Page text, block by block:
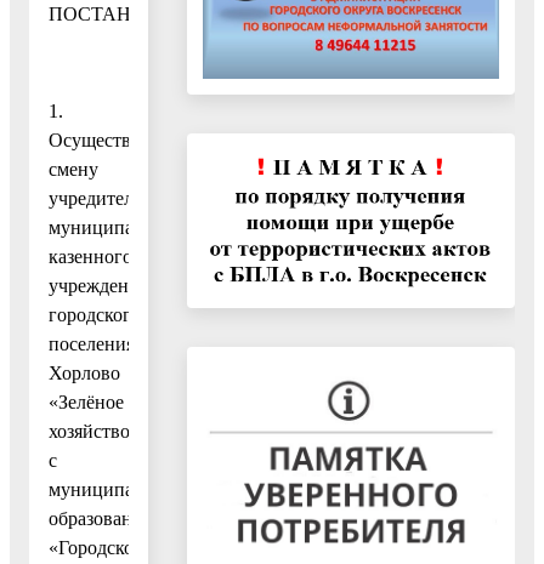
ПОСТАНОВЛЯЮ:
1.
Осуществить
смену
учредителя
муниципального
казенного
учреждения
городского
поселения
Хорлово
«Зелёное
хозяйство»
с
муниципального
образования
«Городское